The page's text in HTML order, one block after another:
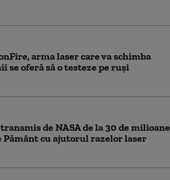
arma laser care va schimba
se oferă să o testeze pe ruși
de NASA de la 30 de milioane
cu ajutorul razelor laser